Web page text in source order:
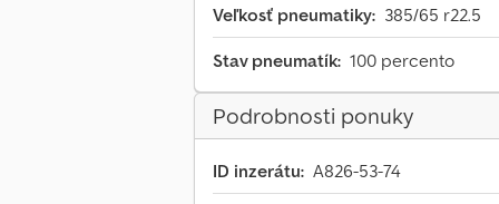
Veľkosť pneumatiky: 385/65 r22.5
Stav pneumatík: 100 percento
Podrobnosti ponuky
ID inzerátu: A826-53-74